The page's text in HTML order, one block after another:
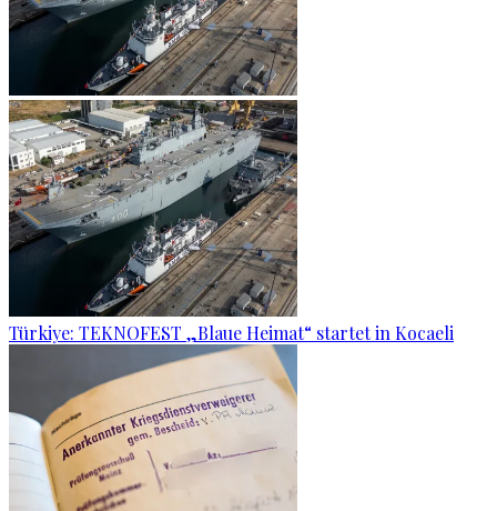
Türkiye: TEKNOFEST „Blaue Heimat“ startet in Kocaeli